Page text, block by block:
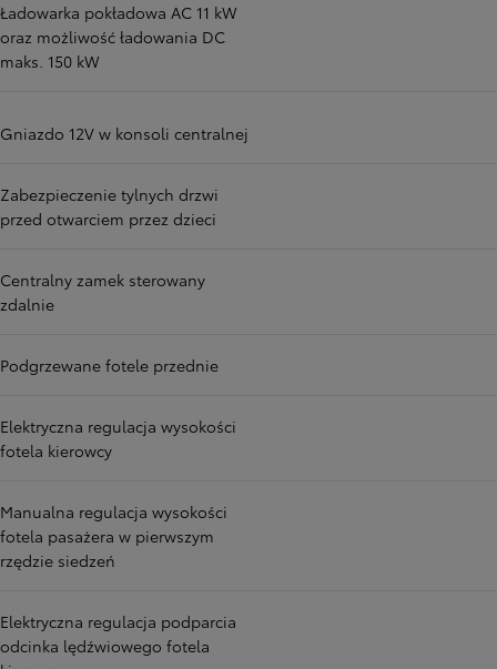
Ładowarka pokładowa AC 11 kW
oraz możliwość ładowania DC
maks. 150 kW
Gniazdo 12V w konsoli centralnej
Zabezpieczenie tylnych drzwi
przed otwarciem przez dzieci
Centralny zamek sterowany
zdalnie
Podgrzewane fotele przednie
Elektryczna regulacja wysokości
fotela kierowcy
Manualna regulacja wysokości
fotela pasażera w pierwszym
rzędzie siedzeń
Elektryczna regulacja podparcia
odcinka lędźwiowego fotela